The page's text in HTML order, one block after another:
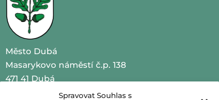
Spravovat Souhlas s
Město Dubá
Masarykovo náměstí č.p. 138
471 41 Dubá